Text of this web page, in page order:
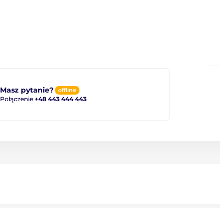
Masz pytanie? offline
Połączenie +48 443 444 443